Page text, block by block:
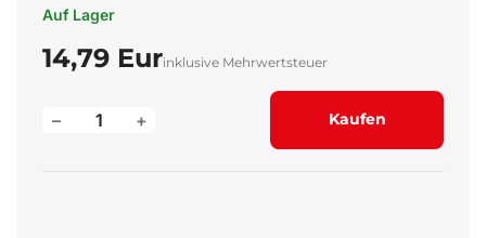
Auf Lager
14,79 Eurinklusive Mehrwertsteuer
+
– Kaufen